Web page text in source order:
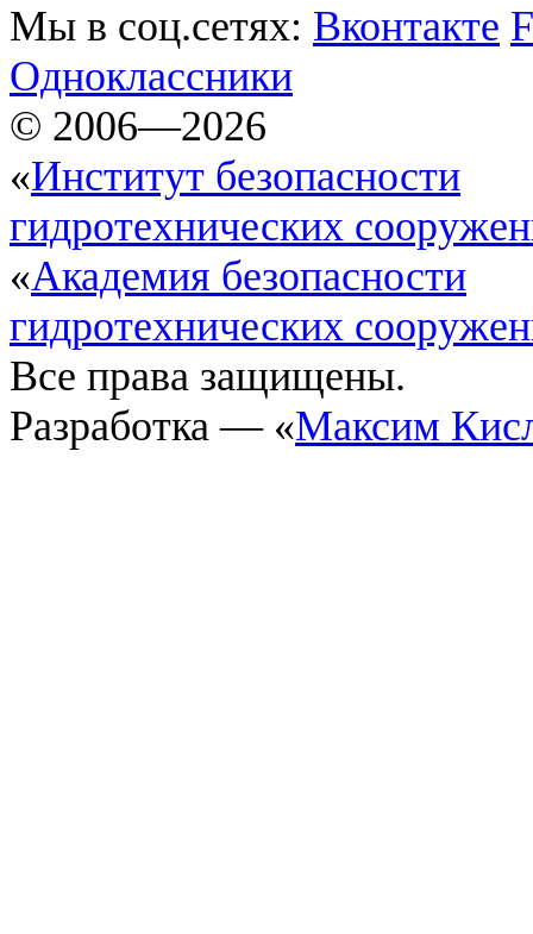
Мы в соц.сетях: Вконтакте
Одноклассники
© 2006—2026
«Институт безопасности
гидротехнических
«Академия безопасности
гидротехнических
Все права защищены.
Разработка — «Максим